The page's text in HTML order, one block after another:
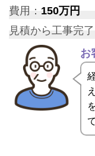
費用： 150万円
見積から工事完了
お